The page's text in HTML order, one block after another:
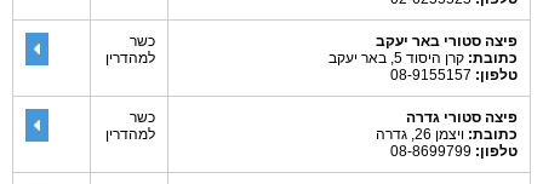
פיצה סטורי באר יעקב
כתובת: קרן היסוד 5, באר יעקב
טלפון:
כשר
למהדרין
פיצה סטורי גדרה
כתובת: ויצמן 26, גדרה
טלפון:
כשר
למהדרין